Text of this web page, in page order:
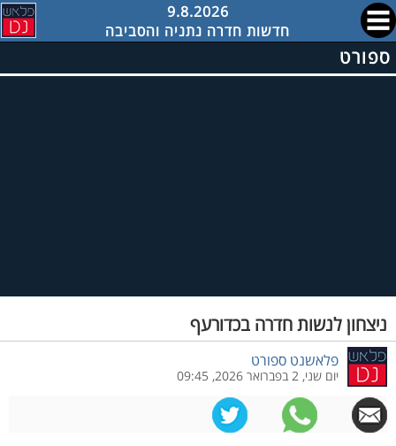
9.8.2026
חדשות חדרה נתניה והסביבה
ספורט
ניצחון לנשות חדרה בכדורעף
פלאשנט ספורט
יום שני, 2 בפברואר 2026, 09:45